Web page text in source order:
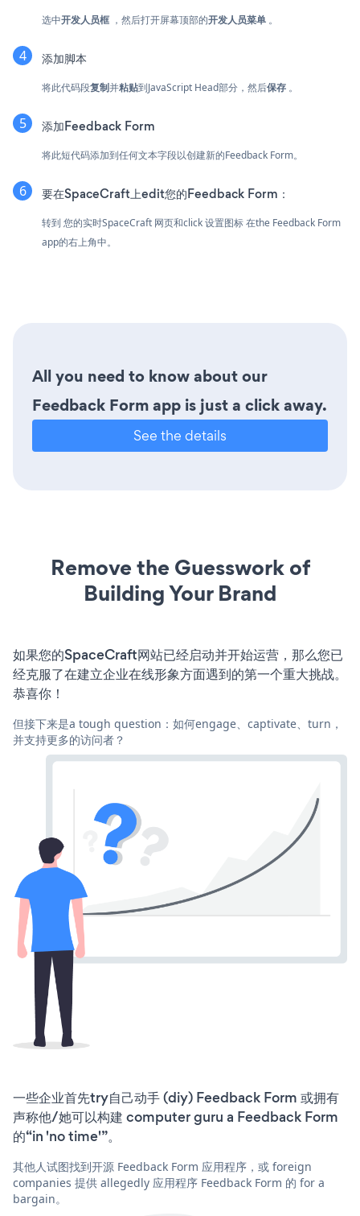
选中开发人员框 ，然后打开屏幕顶部的开发人员菜单 。
添加脚本
将此代码段复制并粘贴到JavaScript Head部分，然后保存 。
添加Feedback Form
将此短代码添加到任何文本字段以创建新的Feedback Form。
要在SpaceCraft上edit您的Feedback Form：
转到 您的实时SpaceCraft 网页和click 设置图标在the Feedback Form
app的右上角中。
All you need to know about our
Feedback Form app is just a click away.
See the details
Remove the Guesswork of
Building Your Brand
如果您的SpaceCraft网站已经启动并开始运营，那么您已
经克服了在建立企业在线形象方面遇到的第一个重大挑战。
恭喜你！
但接下来是a tough question：如何engage、captivate、turn，
并支持更多的访问者？
一些企业首先try自己动手 (diy) Feedback Form 或拥有
声称他/她可以构建 computer guru a Feedback Form
的“in 'no time'”。
其他人试图找到开源 Feedback Form 应用程序，或 foreign
companies 提供 allegedly 应用程序 Feedback Form 的 for a
bargain。